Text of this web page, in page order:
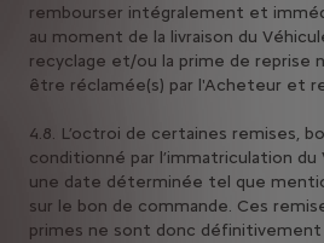
rembourser intégralement et
au moment de la livraison du
recyclage et/ou la prime de reprise
être réclamée(s) par l'Acheteur et
4.8. L’octroi de certaines remises,
conditionné par l’immatriculation
une date déterminée tel que
sur le bon de commande. Ces
primes ne sont donc définitivement